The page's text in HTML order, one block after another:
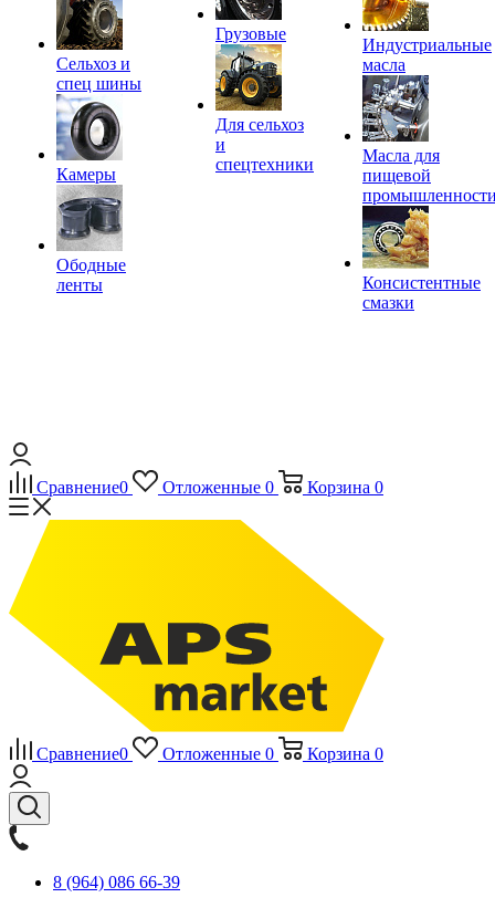
Сельхоз и
спец шины
Камеры
Ободные
ленты
Грузовые
Для сельхоз
и
спецтехники
Индустриальные
масла
Масла для
пищевой
Консистентные
смазки
Сравнение0 Отложенные 0 Корзина 0
Сравнение0 Отложенные 0 Корзина 0
8 (964) 086 66-39